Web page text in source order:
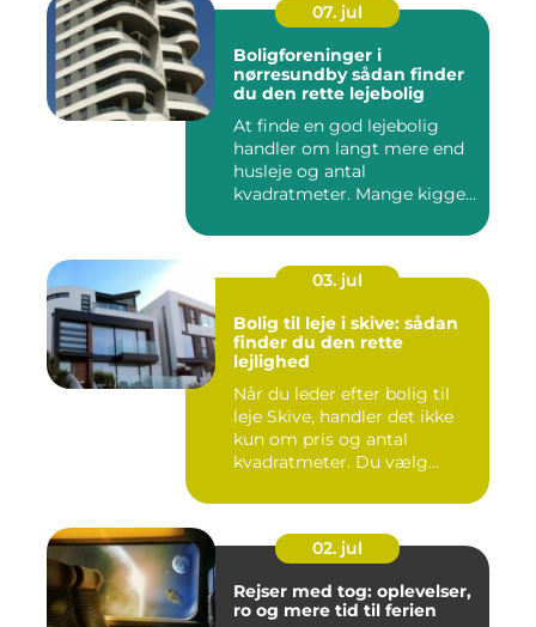
07. jul
Boligforeninger i
nørresundby sådan finder
du den rette lejebolig
At finde en god lejebolig
handler om langt mere end
husleje og antal
kvadratmeter. Mange kigger
03. jul
Bolig til leje i skive: sådan
finder du den rette
lejlighed
Når du leder efter bolig til
leje Skive, handler det ikke
kun om pris og antal
kvadratmeter. Du vælg...
02. jul
Rejser med tog: oplevelser,
ro og mere tid til ferien